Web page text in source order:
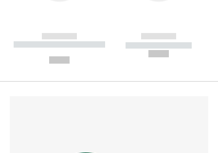
------------
----------- ----------- --------
------------
----------- -----------